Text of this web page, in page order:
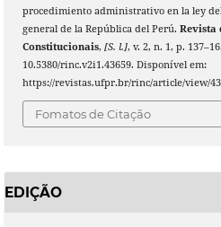
procedimiento administrativo en la ley
general de la República del Perú. Revista
Constitucionais, [S. l.], v. 2, n. 1, p.
10.5380/rinc.v2i1.43659. Disponível em:
https://revistas.ufpr.br/rinc/article/view/
Fomatos de Citação
EDIÇÃO